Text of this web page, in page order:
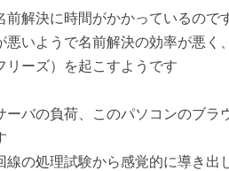
前解決に時間がかかっているので
悪いようで名前解決の効率が悪く
リーズ）を起こすようです
ーバの負荷、このパソコンのブラ
線の処理試験から感覚的に導き出